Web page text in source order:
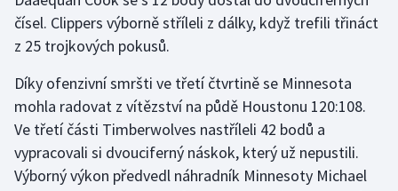
Moderní pětiboj
Motorsport
Olympijské hry
Parasport
čísel. Clippers výborně stříleli z dálky, když trefili třináct
z 25 trojkových pokusů.
Díky ofenzivní smršti ve třetí čtvrtině se Minnesota
mohla radovat z vítězství na půdě Houstonu 120:108.
Ve třetí části Timberwolves nastříleli 42 bodů a
vypracovali si dvouciferný náskok, který už nepustili.
Výborný výkon předvedl náhradník Minnesoty Michael